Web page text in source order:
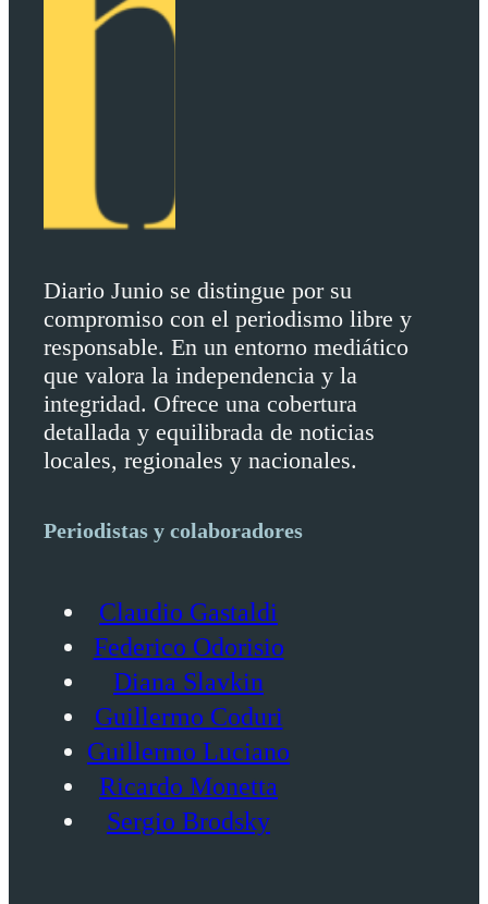
Diario Junio se distingue por su
compromiso con el periodismo libre y
responsable. En un entorno mediático
que valora la independencia y la
integridad. Ofrece una cobertura
detallada y equilibrada de noticias
locales, regionales y nacionales.
Periodistas y colaboradores
Claudio Gastaldi
Federico Odorisio
Diana Slavkin
Guillermo Coduri
Guillermo Luciano
Ricardo Monetta
Sergio Brodsky